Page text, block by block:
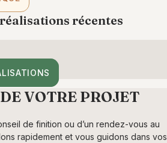
récentes
VOTRE PROJET
de finition ou d’un rendez-vous au
rapidement et vous guidons dans vos